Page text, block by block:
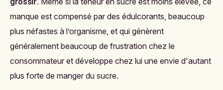
manque est compensé par des édulcorants, beaucoup
plus néfastes à l’organisme, et qui génèrent
généralement beaucoup de frustration chez le
consommateur et développe chez lui une envie d'autant
plus forte de manger du sucre.